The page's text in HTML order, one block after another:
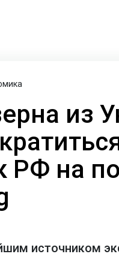
из
РФ на
источником